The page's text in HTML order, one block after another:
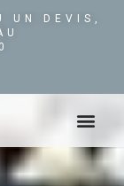
UN DEVIS,